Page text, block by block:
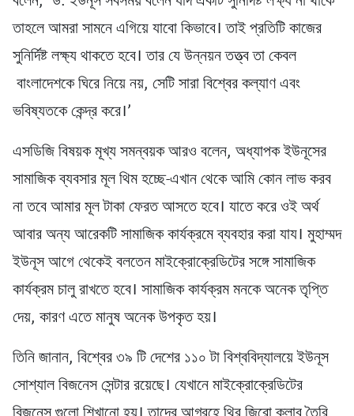
তাহলে আমরা সামনে এগিয়ে যাবো কিভাবে। তাই প্রতিটি কাজের
সুনির্দিষ্ট লক্ষ্য থাকতে হবে। তার যে উন্নয়ন তত্ত্ব তা কেবল
বাংলাদেশকে ঘিরে নিয়ে নয়, সেটি সারা বিশ্বের কল্যাণ এবং
ভবিষ্যতকে কেন্দ্র করে।’
এসডিজি বিষয়ক মূখ্য সমন্বয়ক আরও বলেন, অধ্যাপক ইউনূসের
সামাজিক ব্যবসার মূল থিম হচ্ছে-এখান থেকে আমি কোন লাভ করব
না তবে আমার মূল টাকা ফেরত আসতে হবে। যাতে করে ওই অর্থ
আবার অন্য আরেকটি সামাজিক কার্যক্রমে ব্যবহার করা যায। মুহাম্মদ
ইউনূস আগে থেকেই বলতেন মাইক্রোক্রেডিটের সঙ্গে সামাজিক
কার্যক্রম চালু রাখতে হবে। সামাজিক কার্যক্রম মনকে অনেক তৃপ্তি
দেয়, কারণ এতে মানুষ অনেক উপকৃত হয়।
তিনি জানান, বিশ্বের ৩৯ টি দেশের ১১০ টা বিশ্ববিদ্যালয়ে ইউনূস
সোশ্যাল বিজনেস সেন্টার রয়েছে। যেখানে মাইক্রোক্রেডিটের